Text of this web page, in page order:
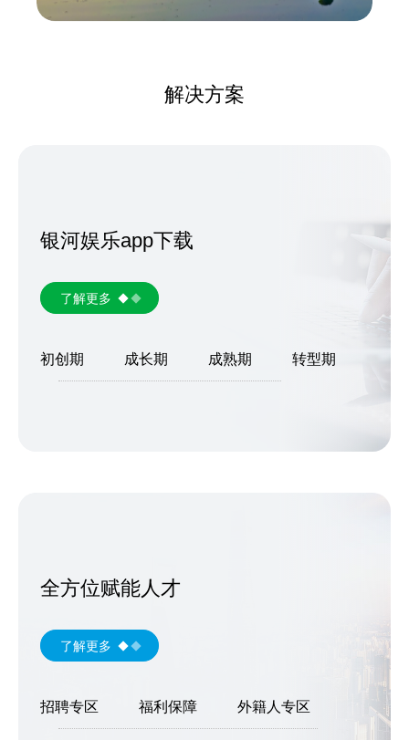
解决方案
银河娱乐app下载
了解更多
初创期 成长期 成熟期 转型期
全方位赋能人才
了解更多
招聘专区 福利保障 外籍人专区